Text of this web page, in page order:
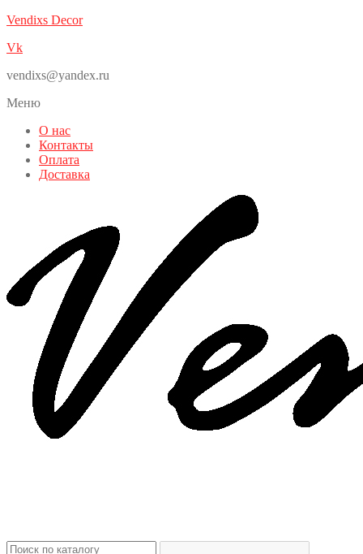
Vendixs Decor
Vk
vendixs@yandex.ru
Меню
О нас
Контакты
Оплата
Доставка